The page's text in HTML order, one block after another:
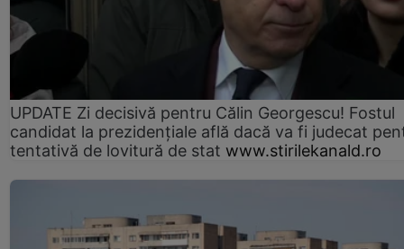
UPDATE Zi decisivă pentru Călin Georgescu! Fostul
candidat la prezidențiale află dacă va fi judecat
tentativă de lovitură de stat www.stirilekanald.ro